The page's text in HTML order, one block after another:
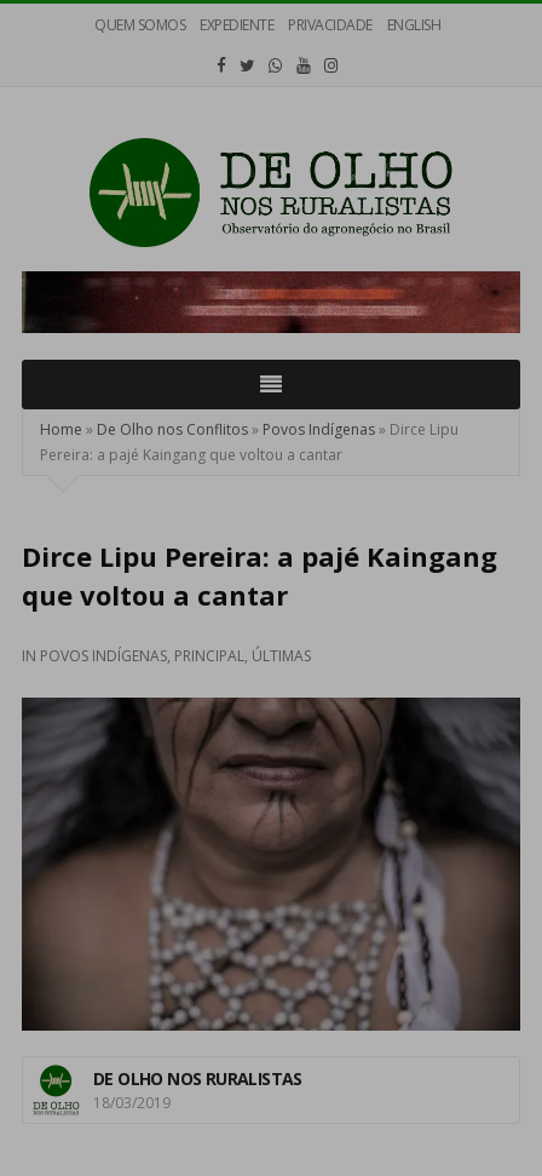
QUEM SOMOS EXPEDIENTE PRIVACIDADE ENGLISH
Olho
nos
Ruralistas
Home » De Olho nos Conflitos» Povos Indígenas» Dirce Lipu
Pereira: a pajé Kaingang que voltou a cantar
Dirce Lipu Pereira: a pajé Kaingang
que voltou a cantar
IN POVOS INDÍGENAS, PRINCIPAL, ÚLTIMAS
DE OLHO NOS RURALISTAS
18/03/2019